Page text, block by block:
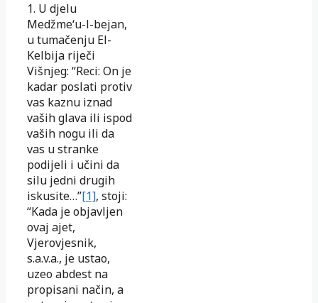
1. U djelu
Medžme‘u-l-bejan,
u tumačenju El-
Kelbija riječi
Višnjeg: “Reci: On je
kadar poslati protiv
vas kaznu iznad
vaših glava ili ispod
vaših nogu ili da
vas u stranke
podijeli i učini da
silu jedni drugih
iskusite…”[1], stoji:
“Kada je objavljen
ovaj ajet,
Vjerovjesnik,
s.a.v.a., je ustao,
uzeo abdest na
propisani način, a